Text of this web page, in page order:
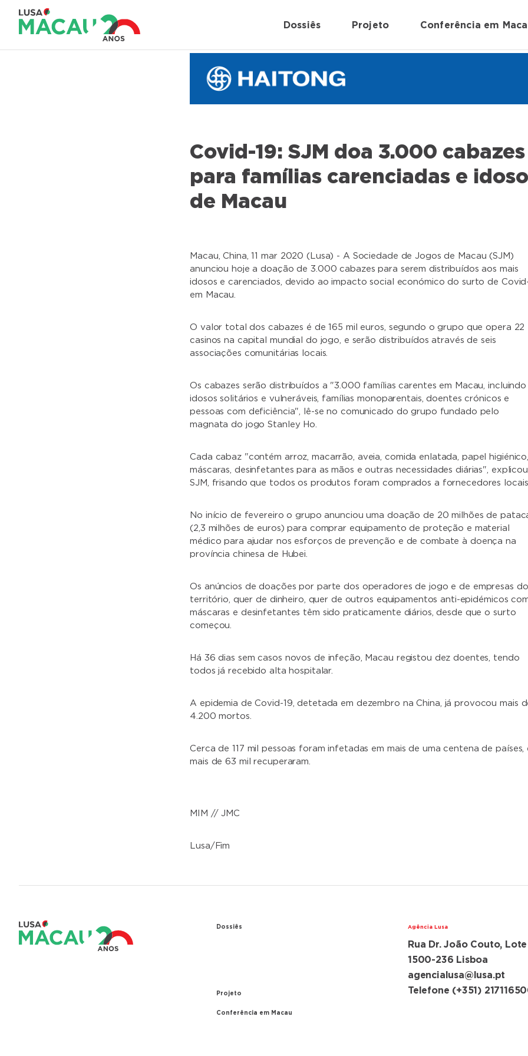
Dossiês Projeto Conferência em
Covid-19: SJM doa 3.000 cabazes
para famílias carenciadas e
de Macau
Macau, China, 11 mar 2020 (Lusa) - A Sociedade de Jogos de Macau (SJM)
anunciou hoje a doação de 3.000 cabazes para serem distribuídos aos mais
idosos e carenciados, devido ao impacto social económico do surto de
em Macau.
O valor total dos cabazes é de 165 mil euros, segundo o grupo que opera 22
casinos na capital mundial do jogo, e serão distribuídos através de seis
associações comunitárias locais.
Os cabazes serão distribuídos a "3.000 famílias carentes em Macau, incluindo
idosos solitários e vulneráveis, famílias monoparentais, doentes crónicos e
pessoas com deficiência", lê-se no comunicado do grupo fundado pelo
magnata do jogo Stanley Ho.
Cada cabaz "contém arroz, macarrão, aveia, comida enlatada, papel higiénico,
máscaras, desinfetantes para as mãos e outras necessidades diárias",
SJM, frisando que todos os produtos foram comprados a fornecedores locais.
No início de fevereiro o grupo anunciou uma doação de 20 milhões de
(2,3 milhões de euros) para comprar equipamento de proteção e material
médico para ajudar nos esforços de prevenção e de combate à doença na
província chinesa de Hubei.
Os anúncios de doações por parte dos operadores de jogo e de empresas do
território, quer de dinheiro, quer de outros equipamentos anti-epidémicos
máscaras e desinfetantes têm sido praticamente diários, desde que o surto
começou.
Há 36 dias sem casos novos de infeção, Macau registou dez doentes, tendo
todos já recebido alta hospitalar.
A epidemia de Covid-19, detetada em dezembro na China, já provocou mais
4.200 mortos.
Cerca de 117 mil pessoas foram infetadas em mais de uma centena de países,
mais de 63 mil recuperaram.
MIM // JMC
Lusa/Fim
Dossiês
Projeto
Conferência em Macau
Agência Lusa
Rua Dr. João Couto, Lote
1500-236 Lisboa
agencialusa@lusa.pt
Telefone (+351)